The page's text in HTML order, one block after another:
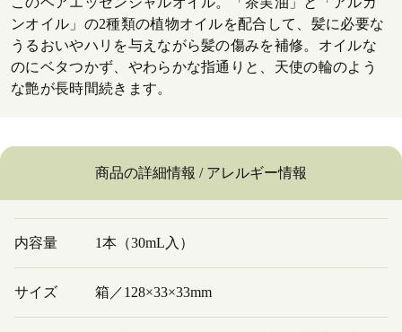
ンオイル」の2種類の植物オイルを配合して、髪に必要な
うるおいやハリを与えながら髪の傷みを補修。オイルな
のにベタつかず、やわらかな指通りと、天使の輪のよう
な艶が長時間続きます。
商品の詳細情報 / アレルギー情報
内容量 1本（30mL入）
サイズ 箱／128×33×33mm